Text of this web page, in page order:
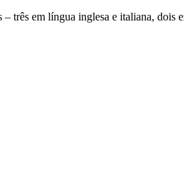
três em língua inglesa e italiana, dois